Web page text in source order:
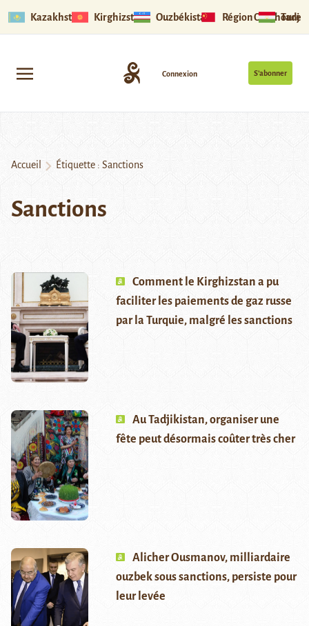
Kazakhstan Kirghizstan Ouzbékistan Région Ouïghoure
S’abonner
Connexion
Accueil Étiquette : Sanctions
Sanctions
Comment le Kirghizstan a pu
faciliter les paiements de gaz russe
par la Turquie, malgré les sanctions
Au Tadjikistan, organiser une
fête peut désormais coûter très cher
Alicher Ousmanov, milliardaire
ouzbek sous sanctions, persiste pour
leur levée